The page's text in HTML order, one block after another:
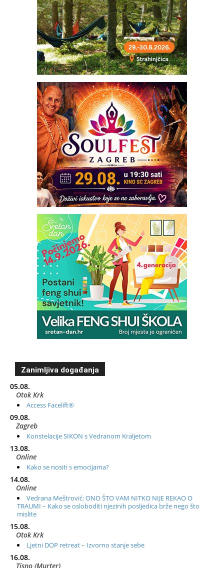
Zanimljiva događanja
05.08.
Otok Krk
Access Facelift®
09.08.
Zagreb
Konstelacije SIKON s Vedranom Kraljetom
13.08.
Online
Kako se nositi s emocijama?
14.08.
Online
Vedrana Meštrović: ONO ŠTO VAM NITKO NIJE REKAO O
TRAUMI – Kako se osloboditi njezinih posljedica brže nego što
mislite
15.08.
Otok Krk
Ljetni DOP retreat – Izvorno stanje sebe
16.08.
Tisno (Murter)